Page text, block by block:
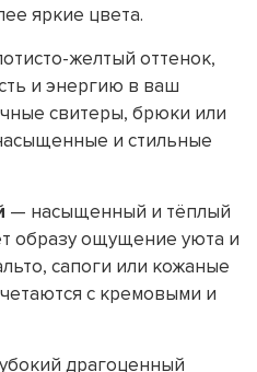
яркие цвета.
желтый оттенок,
и энергию в ваш
свитеры, брюки или
и стильные
— насыщенный и тёплый
образу ощущение уюта и
сапоги или кожаные
с кремовыми и
драгоценный